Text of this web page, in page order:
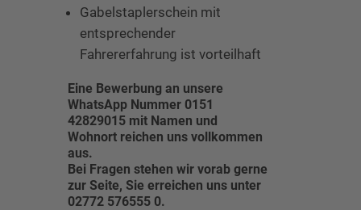
Gabelstaplerschein mit
entsprechender
Fahrererfahrung ist vorteilhaft
Eine Bewerbung an unsere
WhatsApp Nummer 0151
42829015 mit Namen und
Wohnort reichen uns vollkommen
aus.
Bei Fragen stehen wir vorab gerne
zur Seite, Sie erreichen uns unter
02772 576555 0.